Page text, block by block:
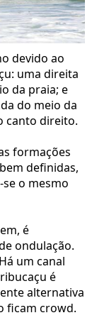
devido ao
uma direita
da praia; e
do meio da
canto direito.
formações
definidas,
o mesmo
é
ondulação.
um canal
é
alternativa
ficam crowd.